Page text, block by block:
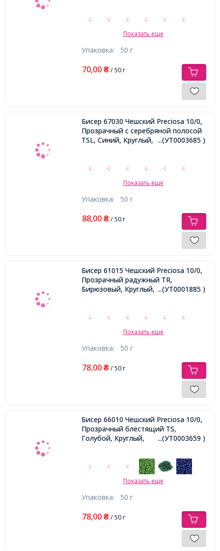
Показать еще
Упаковка: 50 г
70,00 ₴/ 50 г
Бисер 67030 Чешский Preciosa 10/0,
Прозрачный с серебряной полосой
TSL, Синий, Круглый,
...(УТ0003685 )
Показать еще
Упаковка: 50 г
88,00 ₴/ 50 г
Бисер 61015 Чешский Preciosa 10/0,
Прозрачный радужный TR,
Бирюзовый, Круглый,
...(УТ0001885 )
Показать еще
Упаковка: 50 г
78,00 ₴/ 50 г
Бисер 66010 Чешский Preciosa 10/0,
Прозрачный блестящий TS,
Голубой, Круглый,
...(УТ0003659 )
Показать еще
Упаковка: 50 г
78,00 ₴/ 50 г